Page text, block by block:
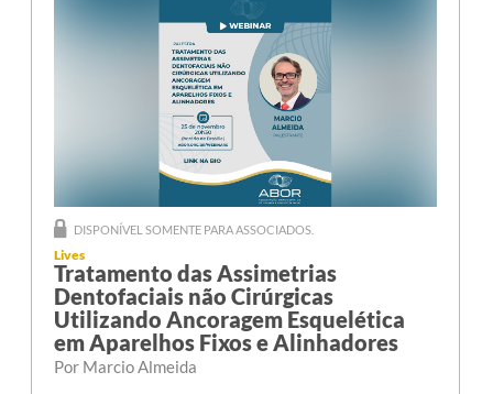
DISPONÍVEL SOMENTE PARA ASSOCIADOS.
Lives
Tratamento das Assimetrias
Dentofaciais não Cirúrgicas
Utilizando Ancoragem Esquelética
em Aparelhos Fixos e Alinhadores
Por Marcio Almeida